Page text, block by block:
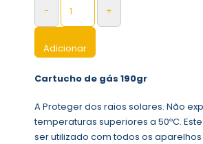
- +
Adicionar
Cartucho de gás 190gr
A Proteger dos raios solares. Não
temperaturas superiores a 50ºC.
ser utilizado com todos os